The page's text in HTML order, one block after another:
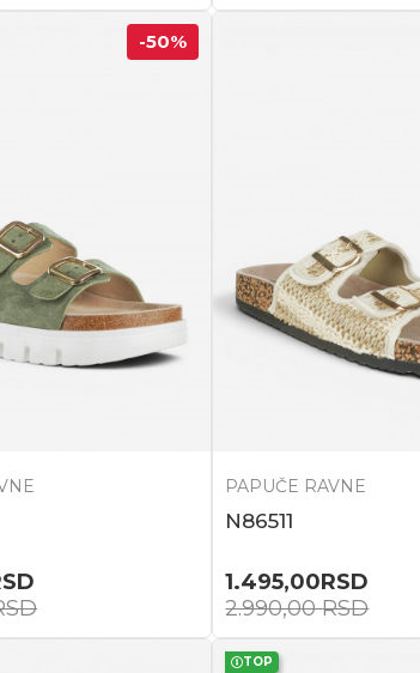
-50%
PAPUČE RAVNE
N86511
1.495,00RSD
2.990,00RSD
TOP